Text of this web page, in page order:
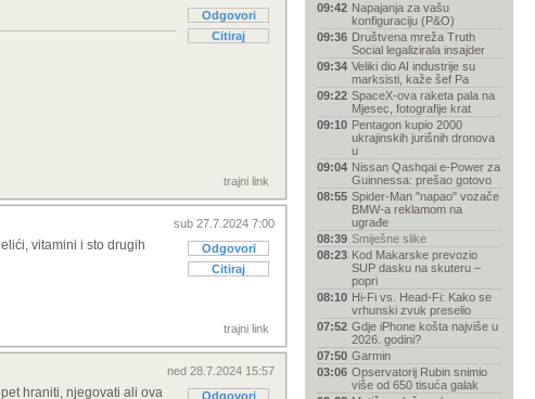
Odgovori
Citiraj
trajni link
sub 27.7.2024 7:00
Odgovori
Citiraj
vitamini i sto drugih
trajni link
ned 28.7.2024 15:57
Odgovori
hraniti, njegovati ali ova
09:42 Napajanja za vašu
konfiguraciju (P&O)
09:36 Društvena mreža Truth
Social legalizirala insajder
09:34 Veliki dio AI industrije su
marksisti, kaže šef Pa
09:22 SpaceX-ova raketa pala na
Mjesec, fotografije krat
09:10 Pentagon kupio 2000
ukrajinskih jurišnih dronova
u
09:04 Nissan Qashqai e-Power za
Guinnessa: prešao gotovo
08:55 Spider-Man "napao" vozače
BMW-a reklamom na
ugrađe
08:39 Smiješne slike
08:23 Kod Makarske prevozio
SUP dasku na skuteru –
popri
08:10 Hi-Fi vs. Head-Fi: Kako se
vrhunski zvuk preselio
07:52 Gdje iPhone košta najviše u
2026. godini?
07:50 Garmin
03:06 Opservatorij Rubin snimio
više od 650 tisuća galak